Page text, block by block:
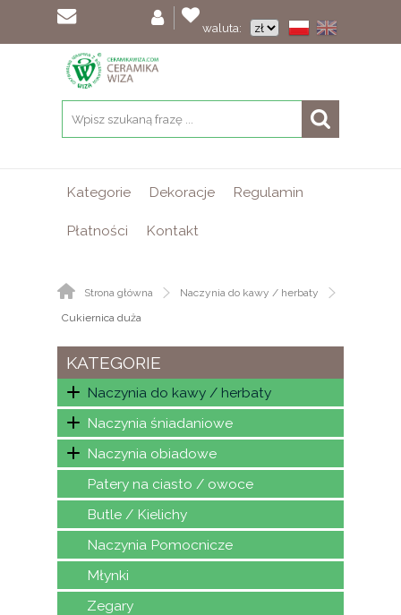
waluta:
Kategorie Dekoracje Regulamin
Płatności Kontakt
Strona główna
Naczynia do kawy / herbaty
Cukiernica duża
KATEGORIE
Naczynia do kawy / herbaty
Naczynia śniadaniowe
Naczynia obiadowe
Patery na ciasto / owoce
Butle / Kielichy
Naczynia Pomocnicze
Młynki
Zegary